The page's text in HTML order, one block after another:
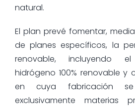
natural.
El plan prevé fomentar,
de planes específicos, la
renovable, incluyendo
hidrógeno 100% renovable y
en cuya fabricación
exclusivamente materias